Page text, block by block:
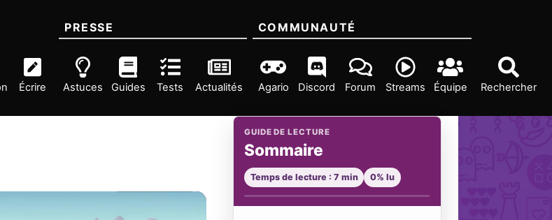
Écrire Rechercher
PRESSE
Astuces Guides Tests Actualités
COMMUNAUTÉ
Agario Discord Forum Streams Équipe
GUIDE DE LECTURE
Sommaire
Temps de lecture : 7 min 0% lu